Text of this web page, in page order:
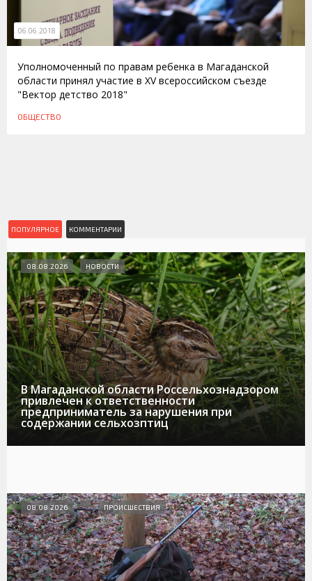
06.06.2018
Уполномоченный по правам ребенка в Магаданской
области принял участие в XV всероссийском съезде
"Вектор детство 2018"
ОБЩЕСТВО
ПОПУЛЯРНОЕ КОММЕНТАРИИ
В Магаданской области Россельхознадзором
привлечен к ответственности
предприниматель за нарушения при
содержании сельхозптиц
08.08.2026 НОВОСТИ
08.08.2026 ПРОИСШЕСТВИЯ